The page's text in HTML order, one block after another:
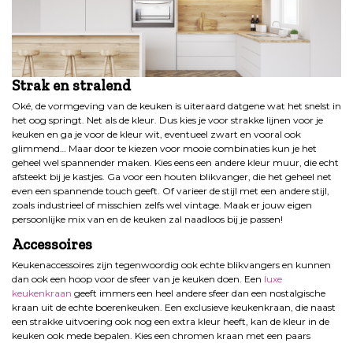
Strak en stralend
Oké, de vormgeving van de keuken is uiteraard datgene wat het snelst in
het oog springt. Net als de kleur. Dus kies je voor strakke lijnen voor je
keuken en ga je voor de kleur wit, eventueel zwart en vooral ook
glimmend… Maar door te kiezen voor mooie combinaties kun je het
geheel wel spannender maken. Kies eens een andere kleur muur, die echt
afsteekt bij je kastjes. Ga voor een houten blikvanger, die het geheel net
even een spannende touch geeft. Of varieer de stijl met een andere stijl,
zoals industrieel of misschien zelfs wel vintage. Maak er jouw eigen
persoonlijke mix van en de keuken zal naadloos bij je passen!
Accessoires
Keukenaccessoires zijn tegenwoordig ook echte blikvangers en kunnen
dan ook een hoop voor de sfeer van je keuken doen. Een luxe
keukenkraan geeft immers een heel andere sfeer dan een nostalgische
kraan uit de echte boerenkeuken. Een exclusieve keukenkraan, die naast
een strakke uitvoering ook nog een extra kleur heeft, kan de kleur in de
keuken ook mede bepalen. Kies een chromen kraan met een paars